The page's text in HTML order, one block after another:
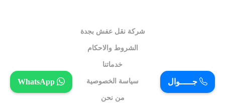
شركة نقل عفش بجدة
الشروط والاحكام
خدماتنا
سياسة الخصوصية
من نحن
جـــــوال